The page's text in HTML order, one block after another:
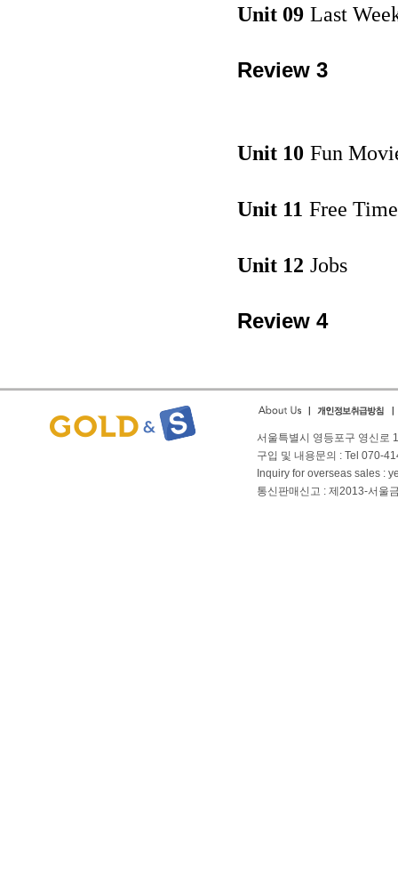
Unit 09 Last
Review 3
Unit 10 Fun
Unit 11 Free
Unit 12 Jobs
Review 4
서울특별시 영등포구 영신로
구입 및 내용문의 : Tel 070-
Inquiry for overseas sales :
통신판매신고 : 제2013-서울